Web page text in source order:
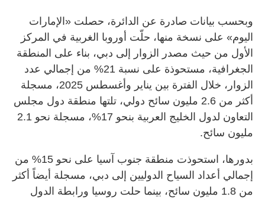
وبحسب بيانات صادرة عن الدائرة، حصلت «الإمارات
اليوم» على نسخة منها، حلّت أوروبا الغربية في المركز
الأول من حيث مصدر الزوار إلى دبي، بناء على المنطقة
الجغرافية، مستحوذة على نسبة 21% من إجمالي عدد
الزوار، خلال الفترة بين يناير وأغسطس 2025، مسجلة
أكثر من 2.6 مليون سائح دولي، تلتها منطقة دول مجلس
التعاون لدول الخليج العربية بنحو 17%، مسجلة نحو 2.1
مليون سائح.
بدورها، استحوذت منطقة جنوب آسيا على نحو 15% من
إجمالي أعداد السياح الدوليين إلى دبي، مسجلة أيضاً أكثر
من 1.8 مليون سائح، بينما حلت روسيا ورابطة الدول